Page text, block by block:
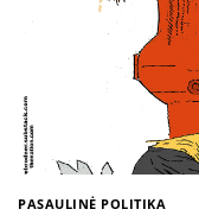
PASAULINĖ POLITIKA